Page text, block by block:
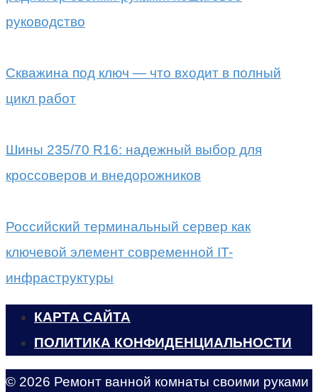
руководство
Скважина под ключ — что входит в полный
цикл работ
Шины 235/70 R16: надежный выбор для
кроссоверов и внедорожников
Российский терминальный сервер как
ключевой элемент современной IT-
инфраструктуры
КАРТА САЙТА
ПОЛИТИКА КОНФИДЕНЦИАЛЬНОСТИ
© 2026 Ремонт ванной комнаты своими руками